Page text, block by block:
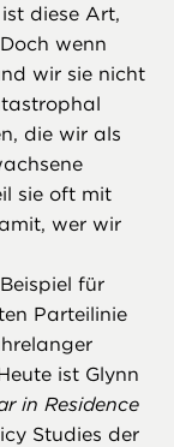
diese Art,
wenn
wir sie nicht
die wir als
sie oft mit
wer wir
für
Parteilinie
ist Glynn
in Residence
Studies der